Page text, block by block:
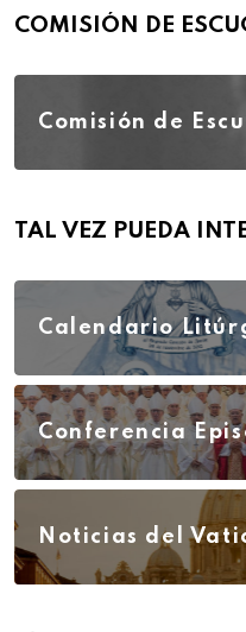
COMISIÓN DE
Comisión de
TAL VEZ PUEDA
Calendario
Conferencia
Noticias del